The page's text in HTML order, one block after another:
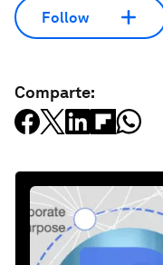
Follow
Comparte: